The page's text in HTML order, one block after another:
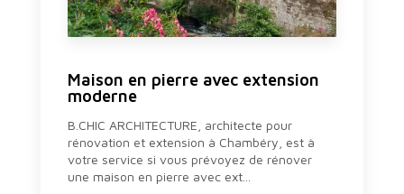
Maison en pierre avec extension
moderne
B.CHIC ARCHITECTURE, architecte pour
rénovation et extension à Chambéry, est à
votre service si vous prévoyez de rénover
une maison en pierre avec ext...